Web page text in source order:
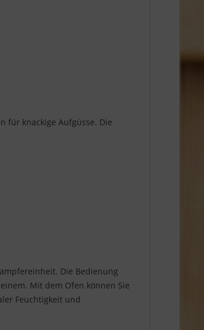
für knackige Aufgüsse. Die
Die Bedienung
Mit dem Ofen können Sie
Feuchtigkeit und